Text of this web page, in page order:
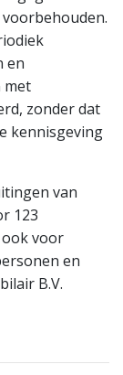
en
met
zonder dat
kennisgeving
van
123
ook voor
en
B.V.